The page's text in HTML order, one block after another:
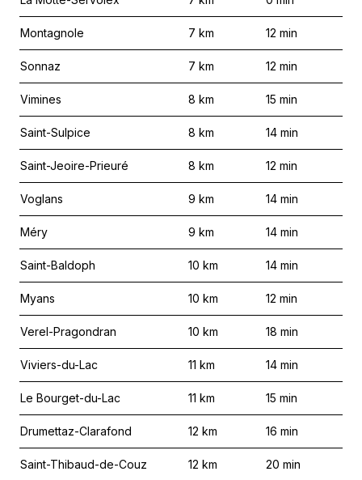
Montagnole 7 km 12 min
Sonnaz 7 km 12 min
Vimines 8 km 15 min
Saint-Sulpice 8 km 14 min
Saint-Jeoire-Prieuré 8 km 12 min
Voglans 9 km 14 min
Méry 9 km 14 min
Saint-Baldoph 10 km 14 min
Myans 10 km 12 min
Verel-Pragondran 10 km 18 min
Viviers-du-Lac 11 km 14 min
Le Bourget-du-Lac 11 km 15 min
Drumettaz-Clarafond 12 km 16 min
Saint-Thibaud-de-Couz 12 km 20 min